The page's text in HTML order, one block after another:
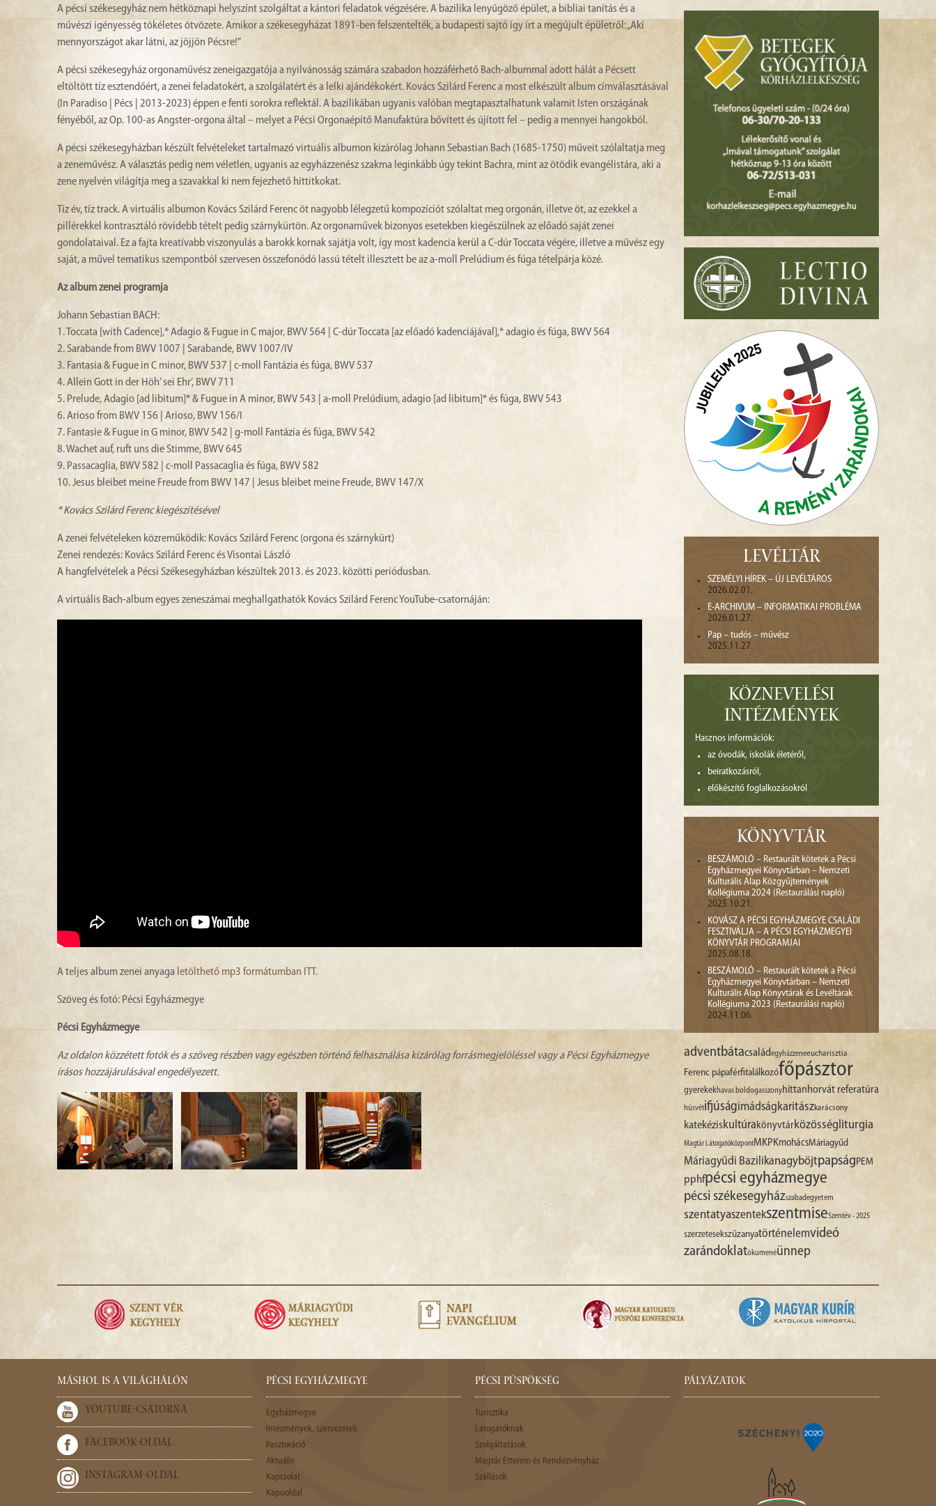
A pécsi székesegyház nem hétköznapi helyszínt szolgáltat a kántori feladatok végzésére. A bazilika lenyűgöző épület, a bibliai tanítás és a
művészi igényesség tökéletes ötvözete. Amikor a székesegyházat 1891-ben felszentelték, a budapesti sajtó így írt a megújult épületről: „Aki
mennyországot akar látni, az jöjjön Pécsre!”
A pécsi székesegyház orgonaművész zeneigazgatója a nyilvánosság számára szabadon hozzáférhető Bach-albummal adott hálát a Pécsett
eltöltött tíz esztendőért, a zenei feladatokért, a szolgálatért és a lelki ajándékokért. Kovács Szilárd Ferenc a most elkészült album címválasztásával
(In Paradiso | Pécs | 2013-2023) éppen e fenti sorokra reflektál. A bazilikában ugyanis valóban megtapasztalhatunk valamit Isten országának
fényéből, az Op. 100-as Angster-orgona által – melyet a Pécsi Orgonaépítő Manufaktúra bővített és újított fel – pedig a mennyei hangokból.
A pécsi székesegyházban készült felvételeket tartalmazó virtuális albumon kizárólag Johann Sebastian Bach (1685-1750) műveit szólaltatja meg
a zeneművész. A választás pedig nem véletlen, ugyanis az egyházzenész szakma leginkább úgy tekint Bachra, mint az ötödik evangélistára, aki a
zene nyelvén világítja meg a szavakkal ki nem fejezhető hittitkokat.
Tíz év, tíz track. A virtuális albumon Kovács Szilárd Ferenc öt nagyobb lélegzetű kompozíciót szólaltat meg orgonán, illetve öt, az ezekkel a
pillérekkel kontrasztáló rövidebb tételt pedig szárnykürtön. Az orgonaművek bizonyos esetekben kiegészülnek az előadó saját zenei
gondolataival. Ez a fajta kreatívabb viszonyulás a barokk kornak sajátja volt, így most kadencia kerül a C-dúr Toccata végére, illetve a művész egy
saját, a művel tematikus szempontból szervesen összefonódó lassú tételt illesztett be az a-moll Prelúdium és fúga tételpárja közé.
Az album zenei programja
Johann Sebastian BACH:
1. Toccata [with Cadence],* Adagio & Fugue in C major, BWV 564 | C-dúr Toccata [az előadó kadenciájával],* adagio és fúga, BWV 564
2. Sarabande from BWV 1007 | Sarabande, BWV 1007/IV
3. Fantasia & Fugue in C minor, BWV 537 | c-moll Fantázia és fúga, BWV 537
4. Allein Gott in der Höh’ sei Ehr’, BWV 711
5. Prelude, Adagio [ad libitum]* & Fugue in A minor, BWV 543 | a-moll Prelúdium, adagio [ad libitum]* és fúga, BWV 543
6. Arioso from BWV 156 | Arioso, BWV 156/I
7. Fantasie & Fugue in G minor, BWV 542 | g-moll Fantázia és fúga, BWV 542
8. Wachet auf, ruft uns die Stimme, BWV 645
9. Passacaglia, BWV 582 | c-moll Passacaglia és fúga, BWV 582
10. Jesus bleibet meine Freude from BWV 147 | Jesus bleibet meine Freude, BWV 147/X
* Kovács Szilárd Ferenc kiegészítésével
A zenei felvételeken közreműködik: Kovács Szilárd Ferenc (orgona és szárnykürt)
Zenei rendezés: Kovács Szilárd Ferenc és Visontai László
A hangfelvételek a Pécsi Székesegyházban készültek 2013. és 2023. közötti periódusban.
A virtuális Bach-album egyes zeneszámai meghallgathatók Kovács Szilárd Ferenc YouTube-csatornáján:
A teljes album zenei anyaga letölthető mp3 formátumban ITT.
Szöveg és fotó: Pécsi Egyházmegye
Pécsi Egyházmegye
Az oldalon közzétett fotók és a szöveg részben vagy egészben történő felhasználása kizárólag forrásmegjelöléssel vagy a Pécsi Egyházmegye
írásos hozzájárulásával engedélyezett.
LEVÉLTÁR
SZEMÉLYI HÍREK – ÚJ LEVÉLTÁROS
2026.02.01.
E-ARCHIVUM – INFORMATIKAI PROBLÉMA
2026.01.27.
Pap – tudós – művész
2025.11.27.
KÖZNEVELÉSI
INTÉZMÉNYEK
Hasznos információk:
az óvodák, iskolák életéről,
beiratkozásról,
előkészítő foglalkozásokról
KÖNYVTÁR
BESZÁMOLÓ – Restaurált kötetek a Pécsi
Egyházmegyei Könyvtárban – Nemzeti
Kulturális Alap Közgyűjtemények
Kollégiuma 2024 (Restaurálási napló)
2025.10.21.
KOVÁSZ A PÉCSI EGYHÁZMEGYE CSALÁDI
FESZTIVÁLJA – A PÉCSI EGYHÁZMEGYEI
KÖNYVTÁR PROGRAMJAI
2025.08.18.
BESZÁMOLÓ – Restaurált kötetek a Pécsi
Egyházmegyei Könyvtárban – Nemzeti
Kulturális Alap Könyvtárak és Levéltárak
Kollégiuma 2023 (Restaurálási napló)
2024.11.06.
adventbátacsaládegyházzeneeucharisztia
Ferenc pápaférfitalálkozófőpásztor
gyerekekhavas boldogasszonyhittanhorvát referatúra
húsvétifjúságimádságkaritászkarácsony
katekéziskultúra könyvtárközösségliturgia
Magtár LátogatóközpontMKPKmohácsMáriagyűd
Máriagyűdi Bazilikanagyböjtpapság PEM
pphfpécsi egyházmegye
pécsi székesegyházszabadegyetem
szentatyaszentekszentmiseSzentév - 2025
szerzetesekszűzanyatörténelemvideó
zarándoklatökumenéünnep
MÁSHOL IS A VILÁGHÁLÓN
YOUTUBE-CSATORNA
FACEBOOK-OLDAL
INSTAGRAM-OLDAL
PÉCSI EGYHÁZMEGYE
Egyházmegye
Intézmények, szervezetek
Pasztoráció
Aktuális
Kapcsolat
Kapuoldal
PÉCSI PÜSPÖKSÉG
Turisztika
Látogatóknak
Szolgáltatások
Magtár Étterem és Rendezvényház
Szállások
PÁLYÁZATOK